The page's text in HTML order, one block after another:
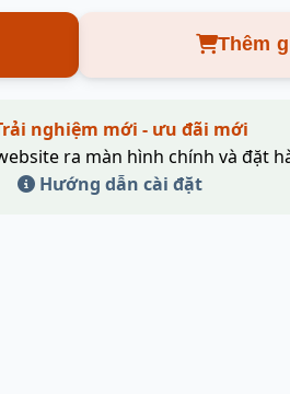
Thêm
nghiệm mới - ưu đãi mới
ra màn hình chính và đặt
Hướng dẫn cài đặt